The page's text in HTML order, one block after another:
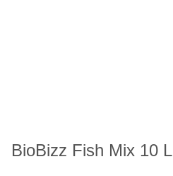
BioBizz Fish Mix 10 L